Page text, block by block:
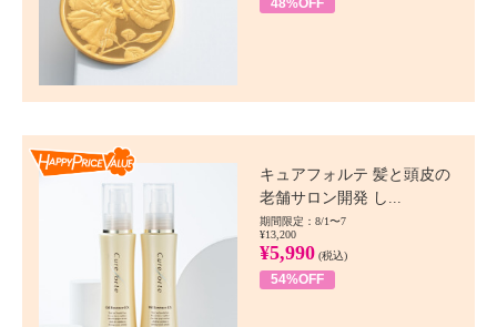
48%OFF
キュアフォルテ 髪と頭皮の
老舗サロン開発 し...
期間限定：8/1〜7
¥13,200
¥5,990 (税込)
54%OFF